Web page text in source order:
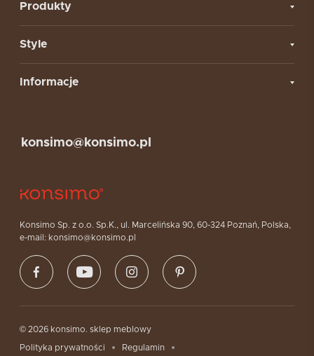
Produkty
Style
Informacje
Konsimo Sp. z o.o. Sp.K., ul. Marcelińska 90, 60-324 Poznań, Polska,
e-mail: konsimo@konsimo.pl
konsimo@konsimo.pl
© 2026 konsimo. sklep meblowy
Polityka prywatności Regulamin